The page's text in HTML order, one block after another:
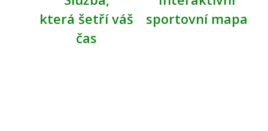
která šetří váš
čas
sportovní mapa